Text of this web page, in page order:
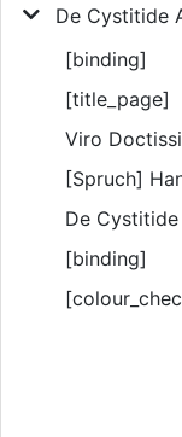
[binding]
[title_page]
[binding]